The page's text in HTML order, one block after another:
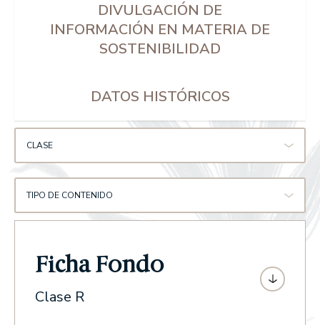
DIVULGACIÓN DE
INFORMACIÓN EN MATERIA DE
SOSTENIBILIDAD
DATOS HISTÓRICOS
CLASE
TIPO DE CONTENIDO
Ficha Fondo
Clase R